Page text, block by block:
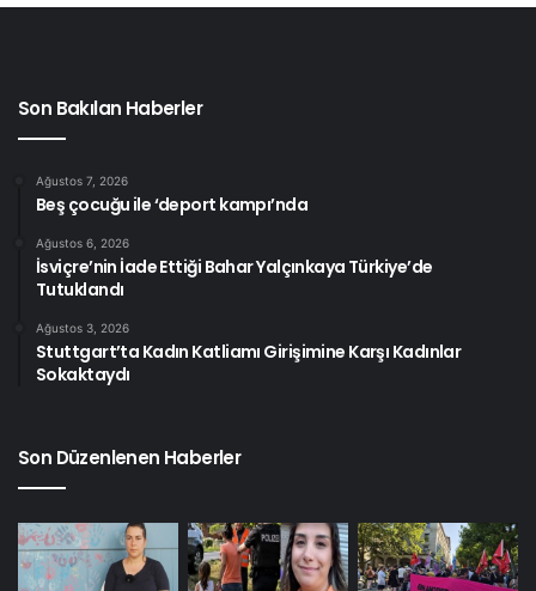
Son Bakılan Haberler
Ağustos 7, 2026
Beş çocuğu ile ‘deport kampı’nda
Ağustos 6, 2026
İsviçre’nin İade Ettiği Bahar Yalçınkaya Türkiye’de
Tutuklandı
Ağustos 3, 2026
Stuttgart’ta Kadın Katliamı Girişimine Karşı Kadınlar
Sokaktaydı
Son Düzenlenen Haberler